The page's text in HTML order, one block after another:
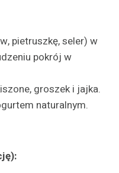
pietruszkę, seler) w
pokrój w
groszek i jajka.
naturalnym.